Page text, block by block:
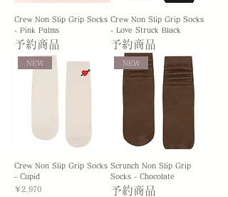
Crew Non Slip Grip Socks
- Pink Palms
予約商品
Crew Non Slip Grip Socks
- Love Struck Black
予約商品
NEW
Crew Non Slip Grip Socks
- Cupid
価格
￥2,970
NEW
Scrunch Non Slip Grip
Socks - Chocolate
予約商品